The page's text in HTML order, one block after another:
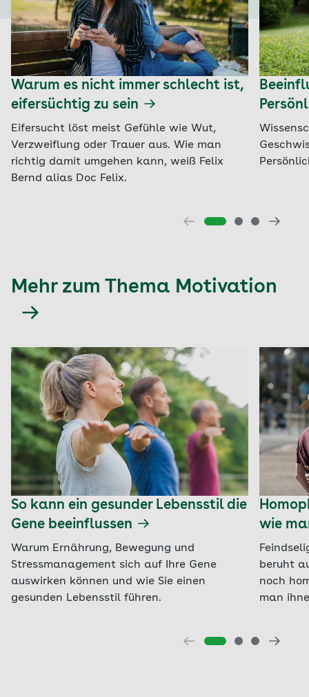
Warum es nicht immer schlecht ist,
eifersüchtig zu sein
Eifersucht löst meist Gefühle wie Wut,
Verzweiflung oder Trauer aus. Wie man
richtig damit umgehen kann, weiß Felix
Bernd alias Doc Felix.
Mehr zum Thema Motivation
So kann ein gesunder Lebensstil die
Gene beeinflussen
Warum Ernährung, Bewegung und
Stressmanagement sich auf Ihre Gene
auswirken können und wie Sie einen
gesunden Lebensstil führen.
wie
beruht
noch
man